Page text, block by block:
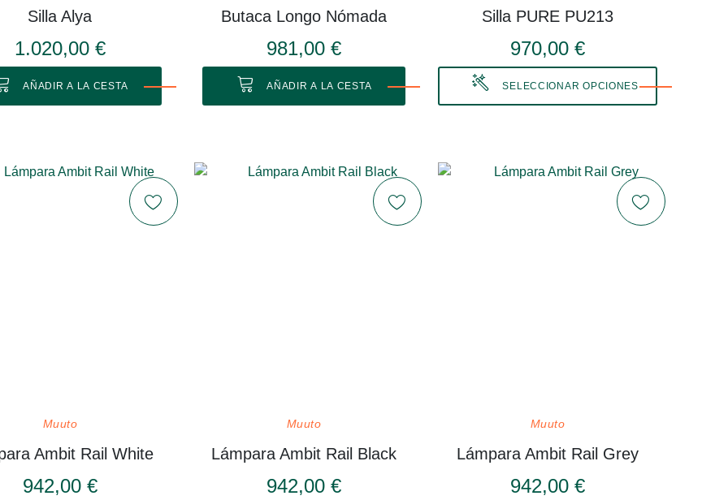
Silla Alya
1.020,00 €
AÑADIR A LA CESTA
Butaca Longo Nómada
981,00 €
AÑADIR A LA CESTA
Silla PURE PU213
970,00 €
SELECCIONAR OPCIONES
Muuto
Ambit Rail White
942,00 €
Muuto
Lámpara Ambit Rail Black
942,00 €
Muuto
Lámpara Ambit Rail Grey
942,00 €